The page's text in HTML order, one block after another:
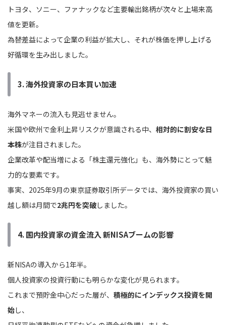
トヨタ、ソニー、ファナックなど主要輸出銘柄が次々と上場来高
値を更新。
為替差益によって企業の利益が拡大し、それが株価を押し上げる
好循環を生み出しました。
3. 海外投資家の日本買い加速
海外マネーの流入も見逃せません。
米国や欧州で金利上昇リスクが意識される中、 相対的に割安な日
本株が注目されました。
企業改革や配当増による「株主還元強化」も、海外勢にとって魅
力的な要素です。
事実、2025年9月の東京証券取引所データでは、海外投資家の買い
越し額は月間で2兆円を突破しました。
4. 国内投資家の資金流入 新NISAブームの影響
新NISAの導入から1年半。
個人投資家の投資行動にも明らかな変化が見られます。
これまで預貯金中心だった層が、 積極的にインデックス投資を開
始し、